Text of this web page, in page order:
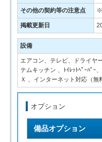
その他の契約等の注意点 ※
掲載更新日
設備
エアコン、テレビ、ドライヤ
テムキッチン 、ﾄｲﾚｯﾄﾍﾟｰﾊﾟ
Ｘ 、インターネット対応（
オプション
備品オプション